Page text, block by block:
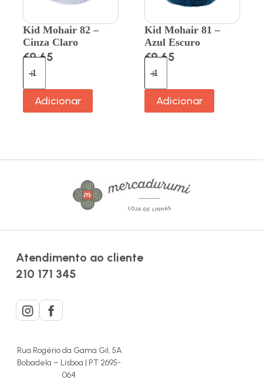
Kid Mohair 82 –
Cinza Claro
€9.65
Adicionar
Kid Mohair 81 –
Azul Escuro
€9.65
Adicionar
Atendimento ao cliente
210 171 345
Rua Rogério da Gama Gil, 5A
Bobadela – Lisboa | PT 2695-
064